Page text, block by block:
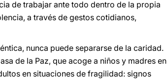
de trabajar ante todo dentro de la propia
a través de gestos cotidianos,
nunca puede separarse de la caridad.
de la Paz, que acoge a niños y madres en
en situaciones de fragilidad: signos